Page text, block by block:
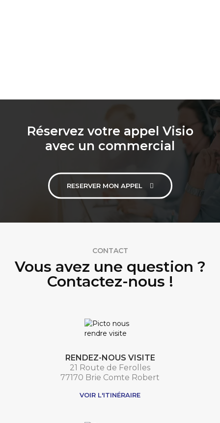
Réservez votre appel Visio
avec un commercial
RESERVER MON APPEL
CONTACT
Vous avez une question ?
Contactez-nous !
RENDEZ-NOUS VISITE
21 Route de Ferolles
77170 Brie Comte Robert
VOIR L'ITINÉRAIRE